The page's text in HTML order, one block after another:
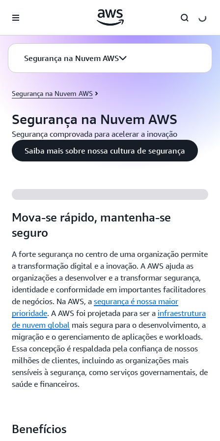
Pular para o conteúdo principal
Segurança na Nuvem AWS
Segurança na Nuvem AWS
Segurança na Nuvem AWS
Segurança comprovada para acelerar a inovação
Saiba mais sobre nossa cultura de segurança
Mova-se rápido, mantenha-se
seguro
A forte segurança no centro de uma organização permite
a transformação digital e a inovação. A AWS ajuda as
organizações a desenvolver e a transformar segurança,
identidade e conformidade em importantes facilitadores
de negócios. Na AWS, a segurança é nossa maior
prioridade. A AWS foi projetada para ser a infraestrutura
de nuvem global mais segura para o desenvolvimento, a
migração e o gerenciamento de aplicações e workloads.
Essa concepção é respaldada pela confiança de nossos
milhões de clientes, incluindo as organizações mais
sensíveis à segurança, como serviços governamentais, de
saúde e financeiros.
Benefícios